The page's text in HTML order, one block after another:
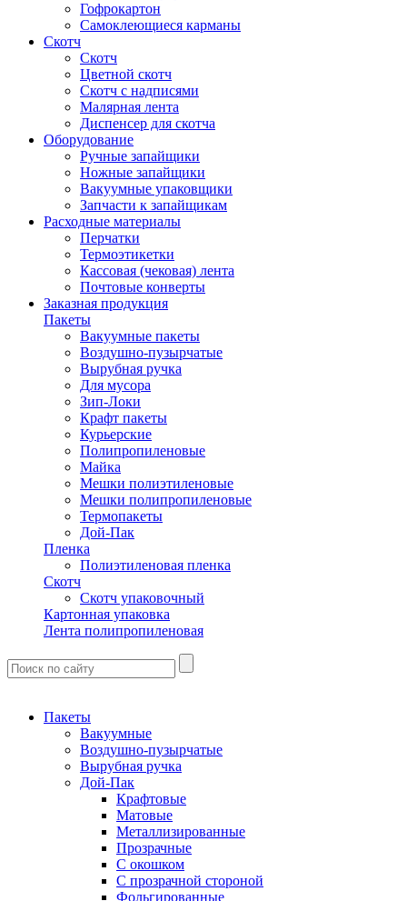
Гофрокартон
Самоклеющиеся карманы
Скотч
Скотч
Цветной скотч
Скотч с надписями
Малярная лента
Диспенсер для скотча
Оборудование
Ручные запайщики
Ножные запайщики
Вакуумные упаковщики
Запчасти к запайщикам
Расходные материалы
Перчатки
Термоэтикетки
Кассовая (чековая) лента
Почтовые конверты
Заказная продукция
Пакеты
Вакуумные пакеты
Воздушно-пузырчатые
Вырубная ручка
Для мусора
Зип-Локи
Крафт пакеты
Курьерские
Полипропиленовые
Майка
Мешки полиэтиленовые
Мешки полипропиленовые
Термопакеты
Дой-Пак
Пленка
Полиэтиленовая пленка
Скотч
Скотч упаковочный
Картонная упаковка
Лента полипропиленовая
Пакеты
Вакуумные
Воздушно-пузырчатые
Вырубная ручка
Дой-Пак
Крафтовые
Матовые
Металлизированные
Прозрачные
С окошком
С прозрачной стороной
Фольгированные